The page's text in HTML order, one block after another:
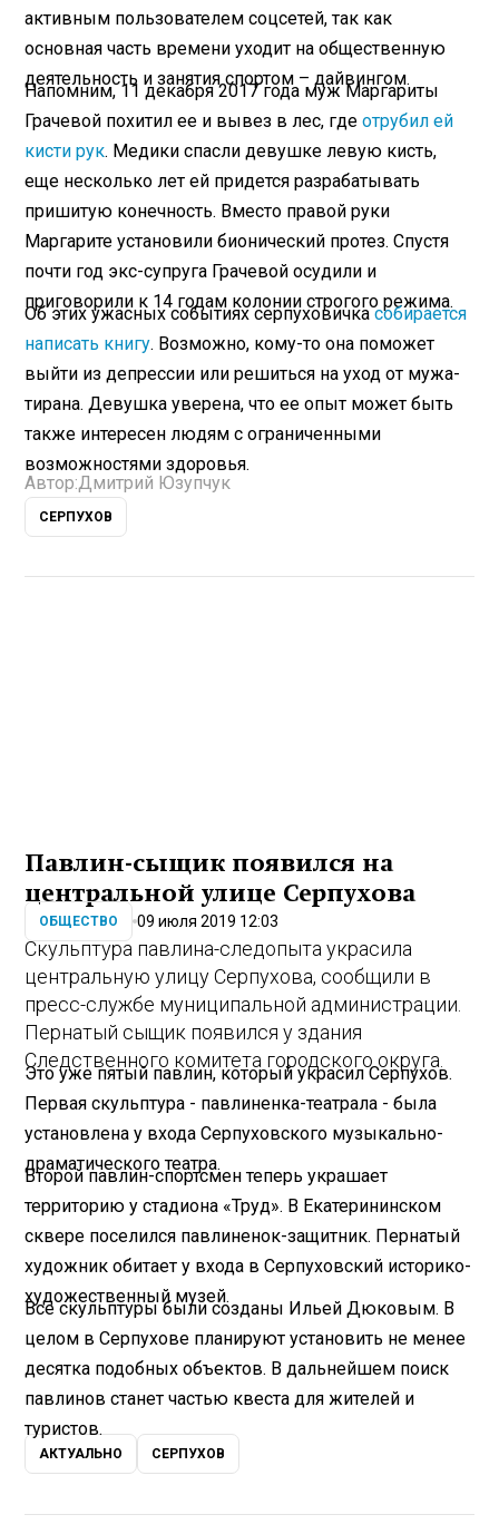
активным пользователем соцсетей, так как
основная часть времени уходит на общественную
деятельность и занятия спортом – дайвингом.
Напомним, 11 декабря 2017 года муж Маргариты
Грачевой похитил ее и вывез в лес, гдеотрубил ей
кисти рук. Медики спасли девушке левую кисть,
еще несколько лет ей придется разрабатывать
пришитую конечность. Вместо правой руки
Маргарите установили бионический протез. Спустя
почти год экс-супруга Грачевой осудили и
приговорили к 14 годам колонии строгого режима.
Об этих ужасных событиях серпуховичкасобирается
написать книгу. Возможно, кому-то она поможет
выйти из депрессии или решиться на уход от мужа-
тирана. Девушка уверена, что ее опыт может быть
также интересен людям с ограниченными
возможностями здоровья.
Автор:Дмитрий Юзупчук
СЕРПУХОВ
Павлин-сыщик появился на
центральной улице Серпухова
ОБЩЕСТВО 09 июля 2019 12:03
Скульптура павлина-следопыта украсила
центральную улицу Серпухова, сообщили в
пресс-службе муниципальной администрации.
Пернатый сыщик появился у здания
Следственного комитета городского округа.
Это уже пятый павлин, который украсил Серпухов.
Первая скульптура - павлиненка-театрала - была
установлена у входа Серпуховского музыкально-
драматического театра.
Второй павлин-спортсмен теперь украшает
территорию у стадиона «Труд». В Екатерининском
сквере поселился павлиненок-защитник. Пернатый
художник обитает у входа в Серпуховский историко-
художественный музей.
Все скульптуры были созданы Ильей Дюковым. В
целом в Серпухове планируют установить не менее
десятка подобных объектов. В дальнейшем поиск
павлинов станет частью квеста для жителей и
туристов.
АКТУАЛЬНО СЕРПУХОВ